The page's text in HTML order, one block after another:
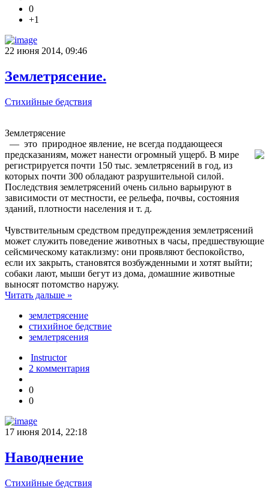
0
+1
22 июня 2014, 09:46
Землетрясение.
Стихийные бедствия
Землетрясение
— это природное явление, не всегда поддающееся
предсказаниям, может нанести огромный ущерб. В мире
регистрируется почти 150 тыс. землетрясений в год, из
которых почти 300 обладают разрушительной силой.
Последствия землетрясений очень сильно варьируют в
зависимости от местности, ее рельефа, почвы, состояния
зданий, плотности населения и т. д.
Чувствительным средством предупреждения землетрясений
может служить поведение животных в часы, предшествующие
сейсмическому катаклизму: они проявляют беспокойство,
если их закрыть, становятся возбужденными и хотят выйти;
собаки лают, мыши бегут из дома, домашние животные
выносят потомство наружу.
Читать дальше »
землетрясение
стихийное бедствие
землетрясения
Instructor
2 комментария
0
0
17 июня 2014, 22:18
Наводнение
Стихийные бедствия